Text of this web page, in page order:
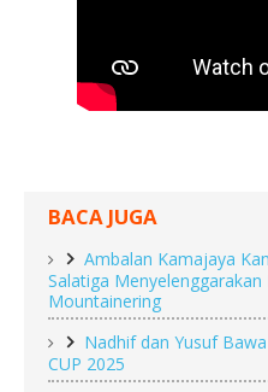
BACA JUGA
Ambalan Kamajaya
Salatiga
Mountainering
Nadhif dan Yusuf
CUP 2025